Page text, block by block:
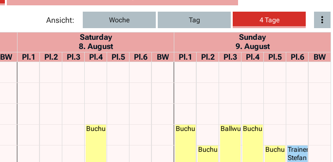
Ansicht: Woche Tag 4 Tage
Saturday
8. August
Sunday
9. August
BW Pl.1 Pl.2 Pl.3 Pl.4 Pl.5 Pl.6 BW Pl.1 Pl.2 Pl.3 Pl.4 Pl.5 Pl.6
BW
Buchung Buchung
Buchung
Ballwurfmaschine
Buchung
BuchungTrainer
Stefan